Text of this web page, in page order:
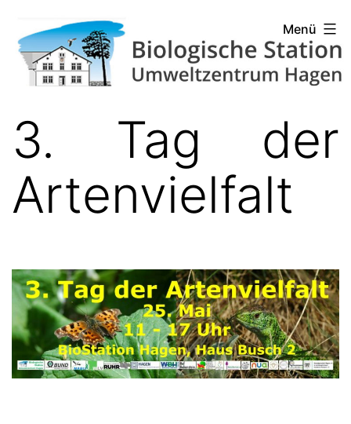
Inhalt
springen
Biologische
Station
Hagen
Menü
3. Tag der
Artenvielfalt